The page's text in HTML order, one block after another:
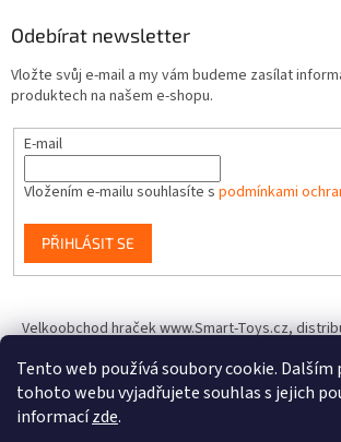
Tento web používá soubory cookie.
tohoto webu vyjadřujete souhlas s jejich
informacízde.
Odebírat newsletter
Vložte svůj e-mail a my vám budeme zasílat
produktech na našem e-shopu.
E-mail
Vložením e-mailu souhlasíte s podmínkami
PŘIHLÁSIT SE
Velkoobchod hraček www.Smart-Toys.cz,